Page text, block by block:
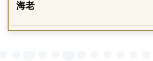
海老